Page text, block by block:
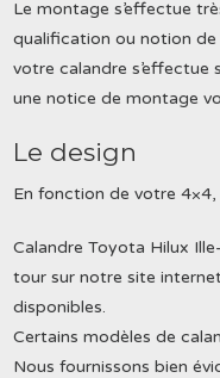
Le montage s’effectue
qualification ou notion de
votre calandre s’effectue
une notice de montage
Le design
En fonction de votre 4×4,
Calandre Toyota Hilux
tour sur notre site
disponibles.
Certains modèles de
Nous fournissons bien